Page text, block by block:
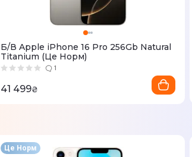
Б/В Apple iPhone 16 Pro 256Gb Natural
Titanium (Це Норм)
1
41 499₴
Це Норм